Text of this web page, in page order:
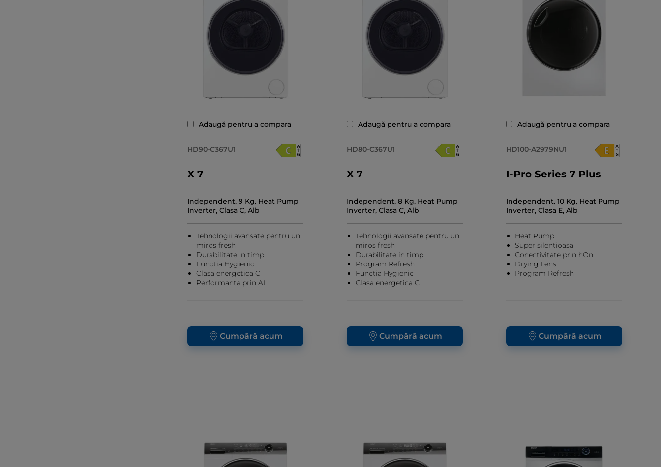
Adaugă pentru a compara
HD90-C367U1
X 7
Independent, 9 Kg, Heat Pump
Inverter, Clasa C, Alb
Tehnologii avansate pentru un
miros fresh
Durabilitate in timp
Functia Hygienic
Clasa energetica C
Performanta prin AI
Cumpără acum
Adaugă pentru a compara
HD80-C367U1
X 7
Independent, 8 Kg, Heat Pump
Inverter, Clasa C, Alb
Tehnologii avansate pentru un
miros fresh
Durabilitate in timp
Program Refresh
Functia Hygienic
Clasa energetica C
Cumpără acum
Adaugă pentru a compara
HD100-A2979NU1
I-Pro Series 7 Plus
Independent, 10 Kg, Heat Pump
Inverter, Clasa E, Alb
Heat Pump
Super silentioasa
Conectivitate prin hOn
Drying Lens
Program Refresh
Cumpără acum